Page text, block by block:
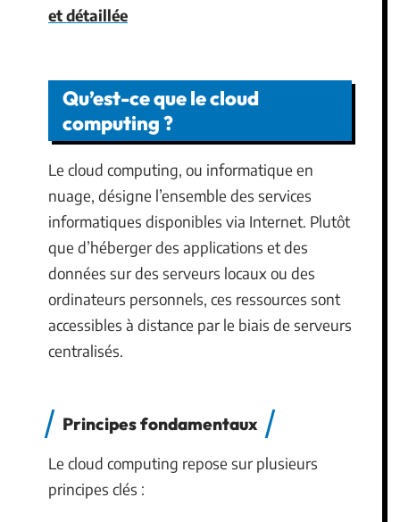
et détaillée
Qu’est-ce que le cloud
computing ?
Le cloud computing, ou informatique en
nuage, désigne l’ensemble des services
informatiques disponibles via Internet. Plutôt
que d’héberger des applications et des
données sur des serveurs locaux ou des
ordinateurs personnels, ces ressources sont
accessibles à distance par le biais de serveurs
centralisés.
Principes fondamentaux
Le cloud computing repose sur plusieurs
principes clés :